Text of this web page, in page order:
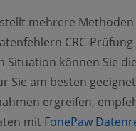
mehrere Methoden
CRC-Prüfung
Situation können Sie
Sie am besten
ergreifen,
mit FonePaw